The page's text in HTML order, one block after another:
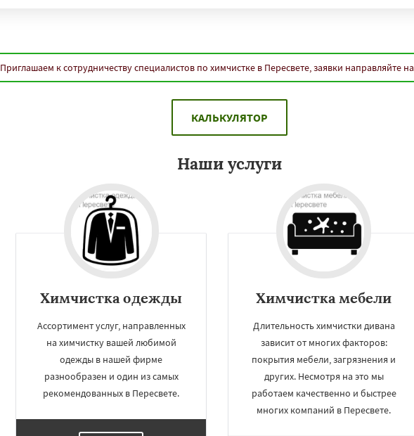
Приглашаем к сотрудничеству специалистов по химчистке в Пересвете, заявки направляйте на
КАЛЬКУЛЯТОР
Наши услуги
Химчистка одежды
Ассортимент услуг, направленных
на химчистку вашей любимой
одежды в нашей фирме
разнообразен и один из самых
рекомендованных в Пересвете.
Химчистка мебели
Длительность химчистки дивана
зависит от многих факторов:
покрытия мебели, загрязнения и
других. Несмотря на это мы
работаем качественно и быстрее
многих компаний в Пересвете.